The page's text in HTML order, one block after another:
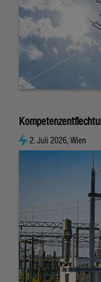
2. Juli 2026, Wien